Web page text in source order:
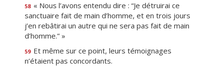
58 « Nous l’avons entendu dire : “Je détruirai ce
sanctuaire fait de main d’homme, et en trois jours
j’en rebâtirai un autre qui ne sera pas fait de main
d’homme.” »
59 Et même sur ce point, leurs témoignages
n’étaient pas concordants.